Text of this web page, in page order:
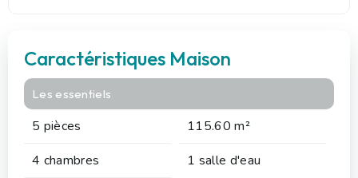
Caractéristiques Maison
Les essentiels
5 pièces
115.60 m²
4 chambres
1 salle d'eau